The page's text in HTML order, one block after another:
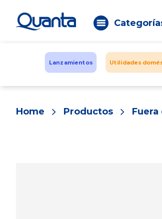
Lanzamientos Utilidades
Home Productos Fuera